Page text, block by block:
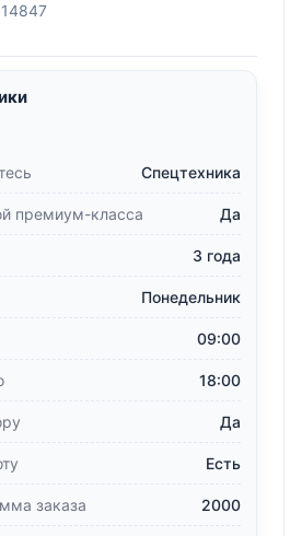
Спецтехника
премиум-класса Да
3 года
Понедельник
09:00
18:00
Да
Есть
заказа 2000